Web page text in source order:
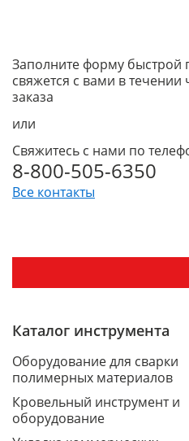
Заполните форму
свяжется с вами в течении
заказа
или
Свяжитесь с нами по
8-800-505-6350
Все контакты
Каталог инструмента
Оборудование для сварки
полимерных материалов
Кровельный инструмент и
оборудование